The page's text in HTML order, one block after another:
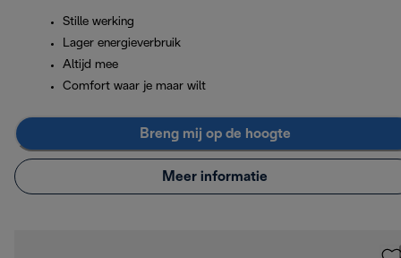
Stille werking
Lager energieverbruik
Altijd mee
Comfort waar je maar wilt
Breng mij op de hoogte
Meer informatie